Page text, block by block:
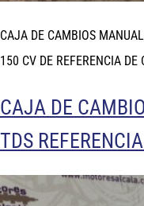
CAJA DE CAMBIOS
150 CV DE REFERENCIA
CAJA DE
TDS